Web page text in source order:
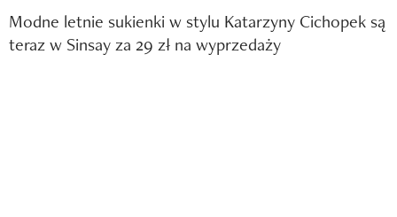
Modne letnie sukienki w stylu Katarzyny Cichopek są
teraz w Sinsay za 29 zł na wyprzedaży